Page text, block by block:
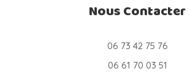
Nous Contacter
06 73 42 75 76
06 61 70 03 51